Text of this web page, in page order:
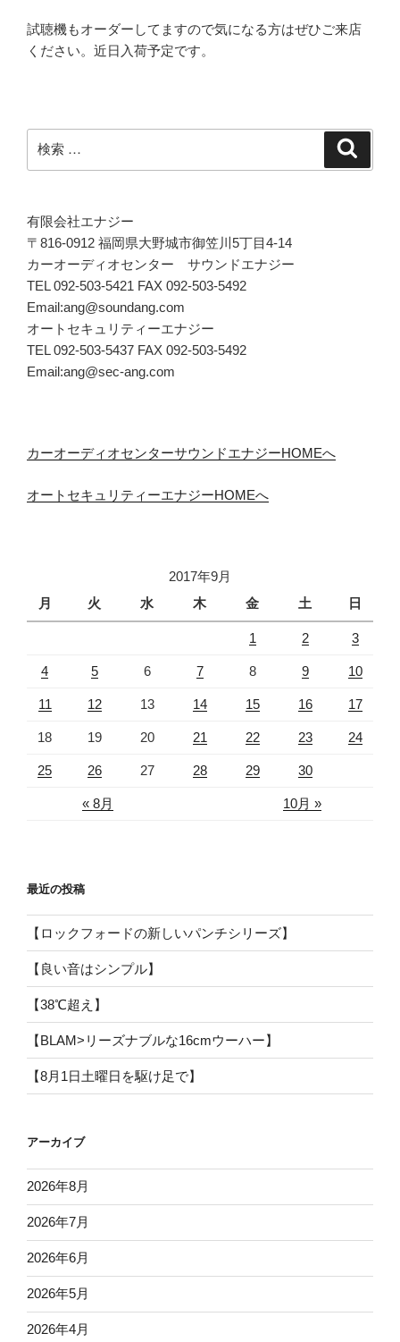
試聴機もオーダーしてますので気になる方はぜひご来店
ください。近日入荷予定です。
検
索:
有限会社エナジー
〒816-0912 福岡県大野城市御笠川5丁目4-14
カーオーディオセンター サウンドエナジー
TEL 092-503-5421 FAX 092-503-5492
Email:ang@soundang.com
オートセキュリティーエナジー
TEL 092-503-5437 FAX 092-503-5492
Email:ang@sec-ang.com
カーオーディオセンターサウンドエナジーHOMEへ
オートセキュリティーエナジーHOMEへ
2017年9月
月
火 水 木 金 土 日
« 8月 10月 »
1 2 3
4 5 6 7 8 9 10
11 12 13 14 15 16 17
18 19 20 21 22 23 24
25 26 27 28 29 30
最近の投稿
【ロックフォードの新しいパンチシリーズ】
【良い音はシンプル】
【38℃超え】
【BLAM>リーズナブルな16cmウーハー】
【8月1日土曜日を駆け足で】
アーカイブ
2026年8月
2026年7月
2026年6月
2026年5月
2026年4月